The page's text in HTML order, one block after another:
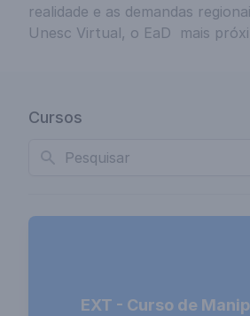
realidade e as demandas
Unesc Virtual, o EaD mais
Cursos
Busca
EXT - Curso de